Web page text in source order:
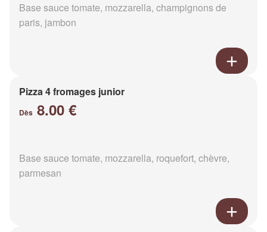
Base sauce tomate, mozzarella, champignons de
paris, jambon
Pizza 4 fromages junior
Dès 8.00 €
Base sauce tomate, mozzarella, roquefort, chèvre,
parmesan